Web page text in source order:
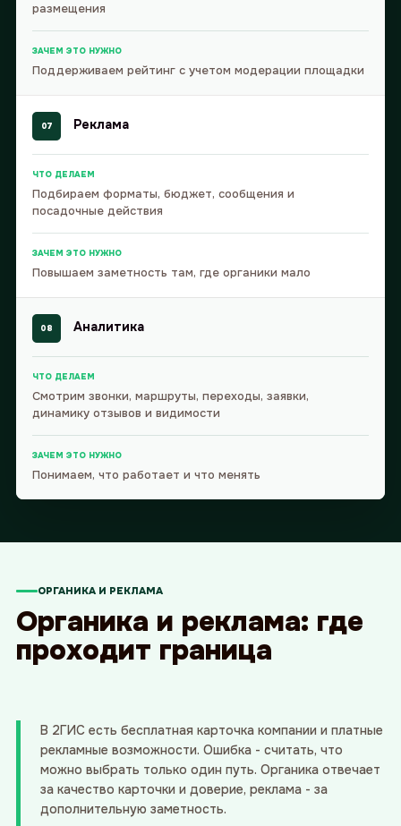
размещения
ЗАЧЕМ ЭТО НУЖНО
Поддерживаем рейтинг с учетом модерации площадки
07 Реклама
ЧТО ДЕЛАЕМ
Подбираем форматы, бюджет, сообщения и
посадочные действия
ЗАЧЕМ ЭТО НУЖНО
Повышаем заметность там, где органики мало
08 Аналитика
ЧТО ДЕЛАЕМ
Смотрим звонки, маршруты, переходы, заявки,
динамику отзывов и видимости
ЗАЧЕМ ЭТО НУЖНО
Понимаем, что работает и что менять
ОРГАНИКА И РЕКЛАМА
Органика и реклама: где
проходит граница
В 2ГИС есть бесплатная карточка компании и платные
рекламные возможности. Ошибка - считать, что
можно выбрать только один путь. Органика отвечает
за качество карточки и доверие, реклама - за
дополнительную заметность.